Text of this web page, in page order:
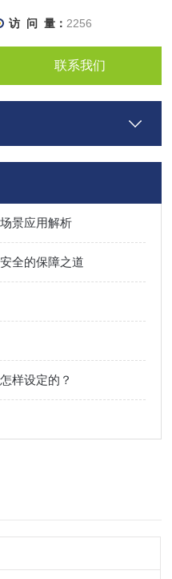
访 问 量： 2256
联系我们
景应用解析
全的保障之道
样设定的？